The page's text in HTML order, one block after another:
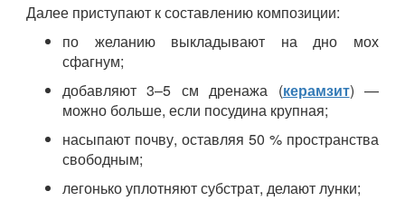
Далее приступают к составлению композиции:
по желанию выкладывают на дно мох
сфагнум;
добавляют 3–5 см дренажа (керамзит) —
можно больше, если посудина крупная;
насыпают почву, оставляя 50 % пространства
свободным;
легонько уплотняют субстрат, делают лунки;